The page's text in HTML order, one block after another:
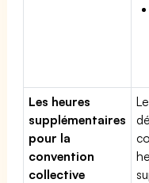
Les heures
supplémentaires
pour la
convention
collective